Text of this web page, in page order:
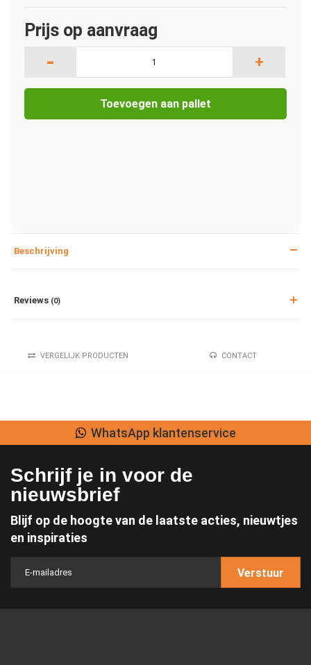
Prijs op aanvraag
- +
Toevoegen aan pallet
Beschrijving
Reviews (0)
VERGELIJK PRODUCTEN CONTACT
WhatsApp klantenservice
Schrijf je in voor de
nieuwsbrief
Blijf op de hoogte van de laatste acties, nieuwtjes
en inspiraties
Verstuur